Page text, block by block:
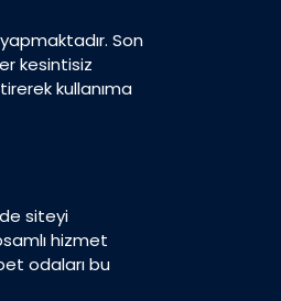
Son
kesintisiz
kullanıma
siteyi
hizmet
odaları bu